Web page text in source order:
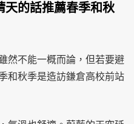
天的話推薦春季和秋
然不能一概而論，但若要避
和秋季是造訪鎌倉高校前站